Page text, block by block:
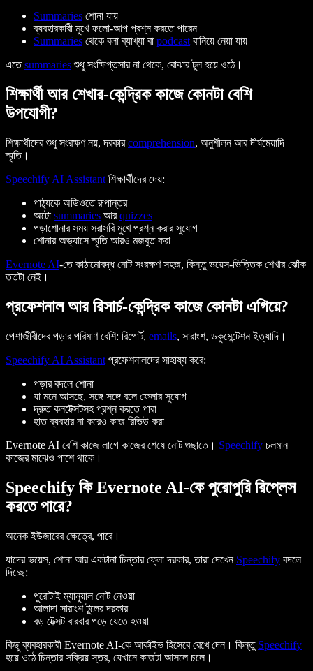
Summaries শোনা যায়
ব্যবহারকারী মুখে ফলো-আপ প্রশ্ন করতে পারেন
Summaries থেকে বলা ব্যাখ্যা বা podcast বানিয়ে নেয়া যায়
এতেsummariesশুধু সংক্ষিপ্তসার না থেকে, বোঝার টুল হয়ে ওঠে।
শিক্ষার্থী আর শেখার-কেন্দ্রিক কাজে কোনটা বেশি
উপযোগী?
শিক্ষার্থীদের শুধু সংরক্ষণ নয়, দরকারcomprehension, অনুশীলন আর দীর্ঘমেয়াদি
স্মৃতি।
Speechify AI Assistant শিক্ষার্থীদের দেয়:
পাঠ্যকে অডিওতে রূপান্তর
অটো summaries আরquizzes
পড়াশোনার সময় সরাসরি মুখে প্রশ্ন করার সুযোগ
শোনার অভ্যাসে স্মৃতি আরও মজবুত করা
Evernote AI-তে কাঠামোবদ্ধ নোট সংরক্ষণ সহজ, কিন্তু ভয়েস-ভিত্তিক শেখার ঝোঁক
ততটা নেই।
প্রফেশনাল আর রিসার্চ-কেন্দ্রিক কাজে কোনটা এগিয়ে?
পেশাজীবীদের পড়ার পরিমাণ বেশি: রিপোর্ট, emails, সারাংশ, ডকুমেন্টেশন ইত্যাদি।
Speechify AI Assistant প্রফেশনালদের সাহায্য করে:
পড়ার বদলে শোনা
যা মনে আসছে, সঙ্গে সঙ্গে বলে ফেলার সুযোগ
দ্রুত কনটেক্সটসহ প্রশ্ন করতে পারা
হাত ব্যবহার না করেও কাজ রিভিউ করা
Evernote AI বেশি কাজে লাগে কাজের শেষে নোট গুছাতে। Speechify চলমান
কাজের মাঝেও পাশে থাকে।
Speechify কি Evernote AI-কে পুরোপুরি রিপ্লেস
করতে পারে?
অনেক ইউজারের ক্ষেত্রে, পারে।
যাদের ভয়েস, শোনা আর একটানা চিন্তার ফ্লো দরকার, তারা দেখেন Speechify বদলে
দিচ্ছে:
পুরোটাই ম্যানুয়াল নোট নেওয়া
আলাদা সারাংশ টুলের দরকার
বড় টেক্সট বারবার পড়ে যেতে হওয়া
কিছু ব্যবহারকারী Evernote AI-কে আর্কাইভ হিসেবে রেখে দেন। কিন্তু Speechify
হয়ে ওঠে চিন্তার সক্রিয় স্তর, যেখানে কাজটা আসলে চলে।